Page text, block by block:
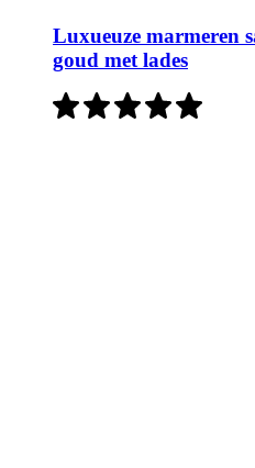
Luxueuze marmeren
goud met lades